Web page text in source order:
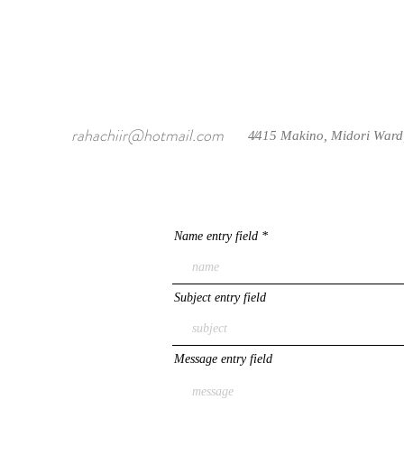
rahachiir@hotmail.com /
4415 Makino, Midori
Name entry field
Subject entry field
Message entry field